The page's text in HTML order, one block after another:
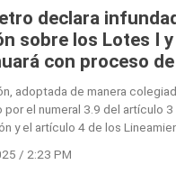
declara
sobre los Lotes I y
con proceso
adoptada de manera
el numeral 3.9 del artículo
y el artículo 4 de los
/ 2:23 PM